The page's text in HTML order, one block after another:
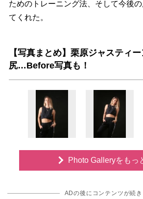
ためのトレーニング法、そして今後
てくれた。
【写真まとめ】栗原ジャスティ
尻…Before写真も！
Photo Galleryをもっ
ADの後にコンテンツが続き